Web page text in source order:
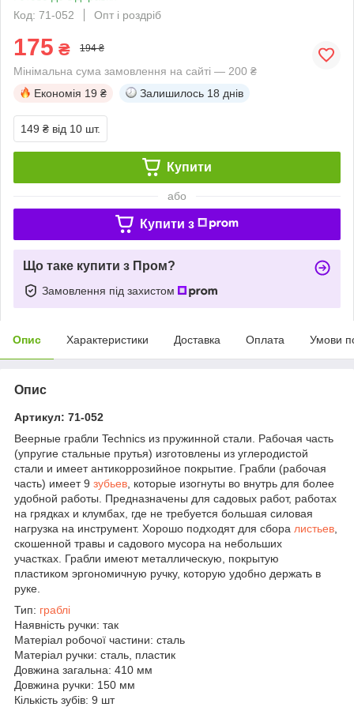
Код: 71-052
Опт і роздріб
175 ₴ 194 ₴
Мінімальна сума замовлення на сайті — 200 ₴
Економія 19 ₴ Залишилось 18 днів
149 ₴ від 10 шт.
Купити
або
Купити з
Що таке купити з Пром?
Замовлення під захистом
Опис Характеристики Доставка Оплата Умови
Опис
Артикул: 71-052
Веерные грабли Technics из пружинной стали. Рабочая часть
(упругие стальные прутья) изготовлены из углеродистой
стали и имеет антикоррозийное покрытие. Грабли (рабочая
часть) имеет 9 зубьев , которые изогнуты во внутрь для более
удобной работы. Предназначены для садовых работ, работах
на грядках и клумбах, где не требуется большая силовая
нагрузка на инструмент. Хорошо подходят для сбора листьев
скошенной травы и садового мусора на небольших
участках. Грабли имеют металлическую, покрытую
пластиком эргономичную ручку, которую удобно держать в
руке.
Тип: граблі
Наявність ручки: так
Матеріал робочої частини: сталь
Матеріал ручки: сталь, пластик
Довжина загальна: 410 мм
Довжина ручки: 150 мм
Кількість зубів: 9 шт